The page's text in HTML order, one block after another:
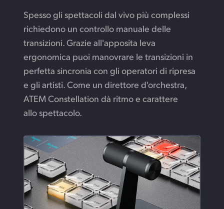
Spesso gli spettacoli dal vivo più complessi
richiedono un controllo manuale delle
transizioni. Grazie all'apposita leva
ergonomica puoi manovrare le transizioni in
perfetta sincronia con gli operatori di ripresa
e gli artisti. Come un direttore d'orchestra,
ATEM Constellation dà ritmo e carattere
allo spettacolo.